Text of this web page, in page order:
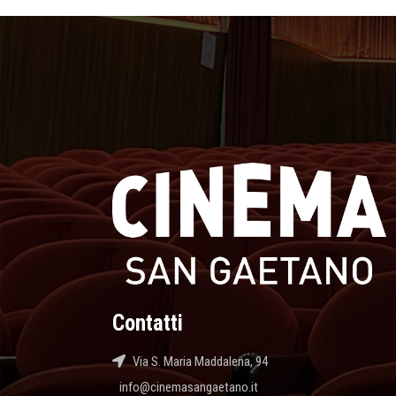
Contatti
Via S. Maria Maddalena, 94
info@cinemasangaetano.it